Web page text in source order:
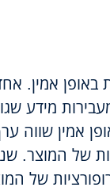
אמין.
מידע
אמין שווה
של המוצר.
של